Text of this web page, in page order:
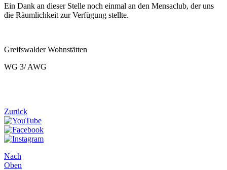
Ein Dank an dieser Stelle noch einmal an den Mensaclub, der uns
die Räumlichkeit zur Verfügung stellte.
Greifswalder Wohnstätten
WG 3/ AWG
Zurück
Nach
Oben